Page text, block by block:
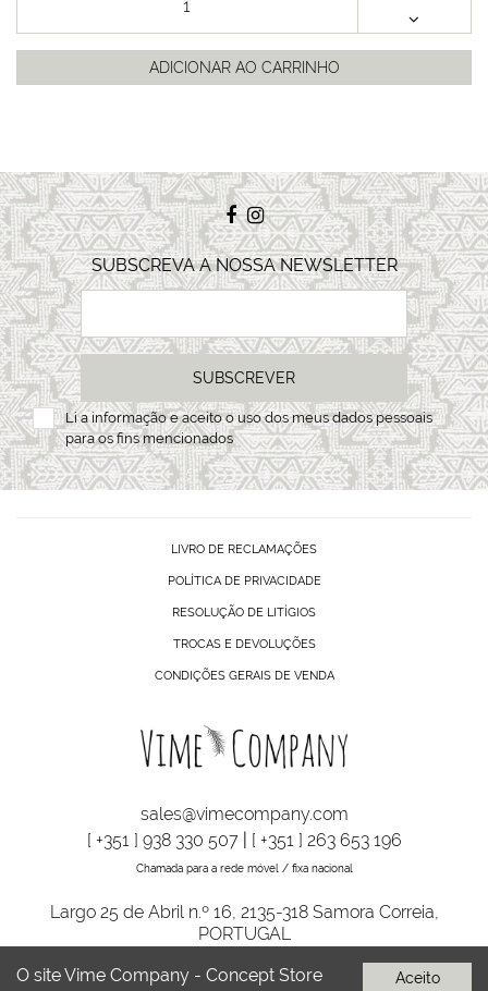
ADICIONAR AO CARRINHO
SUBSCREVA A NOSSA NEWSLETTER
SUBSCREVER
Li a informaçãoe aceito o uso dos meus dados pessoais
para os fins mencionados
LIVRO DE RECLAMAÇÕES
POLÍTICA DE PRIVACIDADE
RESOLUÇÃO DE LITÍGIOS
TROCAS E DEVOLUÇÕES
CONDIÇÕES GERAIS DE VENDA
sales@vimecompany.com
[ +351 ] 938 330 507| [ +351 ] 263 653 196
Chamada para a rede móvel / fixa nacional
Largo 25 de Abril n.º 16, 2135-318 Samora Correia,
PORTUGAL
O site Vime Company - Concept Store Aceito